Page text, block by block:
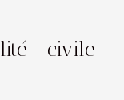
civile